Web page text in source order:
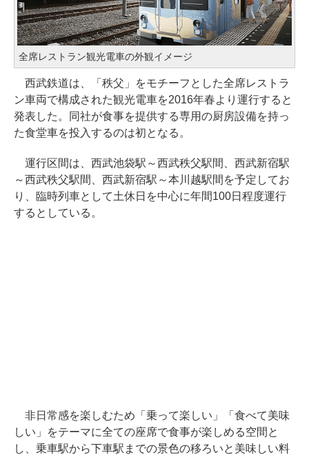
全席レストラン観光電車の外観イメージ
西武鉄道は、「秩父」をモチーフとした全席レストラ
ン車両で構成された観光電車を2016年春より運行すると
発表した。同社が食事を提供する専用の厨房設備を持っ
た食堂車を投入するのは初となる。
運行区間は、西武池袋駅～西武秩父駅間、西武新宿駅
～西武秩父駅間、西武新宿駅～本川越駅間を予定してお
り、臨時列車として土休日を中心に年間100日程度運行
するとしている。
非日常感を楽しむため「乗って楽しい」「食べて美味
しい」をテーマに全ての座席で食事が楽しめる空間と
し、乗車駅から下車駅までの景色の移ろいと美味しい料